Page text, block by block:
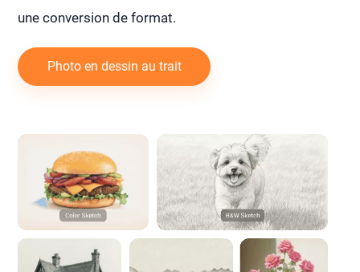
une conversion de format.
Photo en dessin au trait